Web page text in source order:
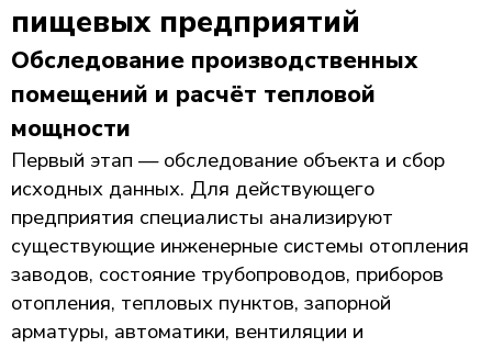
пищевых предприятий
Обследование производственных
помещений и расчёт тепловой
мощности
Первый этап — обследование объекта и сбор
исходных данных. Для действующего
предприятия специалисты анализируют
существующие инженерные системы отопления
заводов, состояние трубопроводов, приборов
отопления, тепловых пунктов, запорной
арматуры, автоматики, вентиляции и